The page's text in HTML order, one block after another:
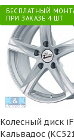
БЕСПЛАТНЫЙ
ПРИ ЗАКАЗЕ 4 ШТ
Колесный диск
Кальвадос